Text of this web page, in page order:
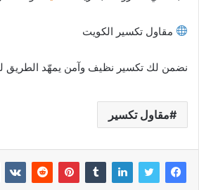
مقاول تكسير الكويت
نضمن لك تكسير نظيف وآمن يمهّد الطريق
مقاول تكسير